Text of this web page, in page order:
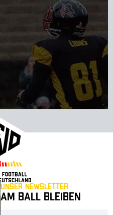
Unser Newsletter
Am Ball bleiben